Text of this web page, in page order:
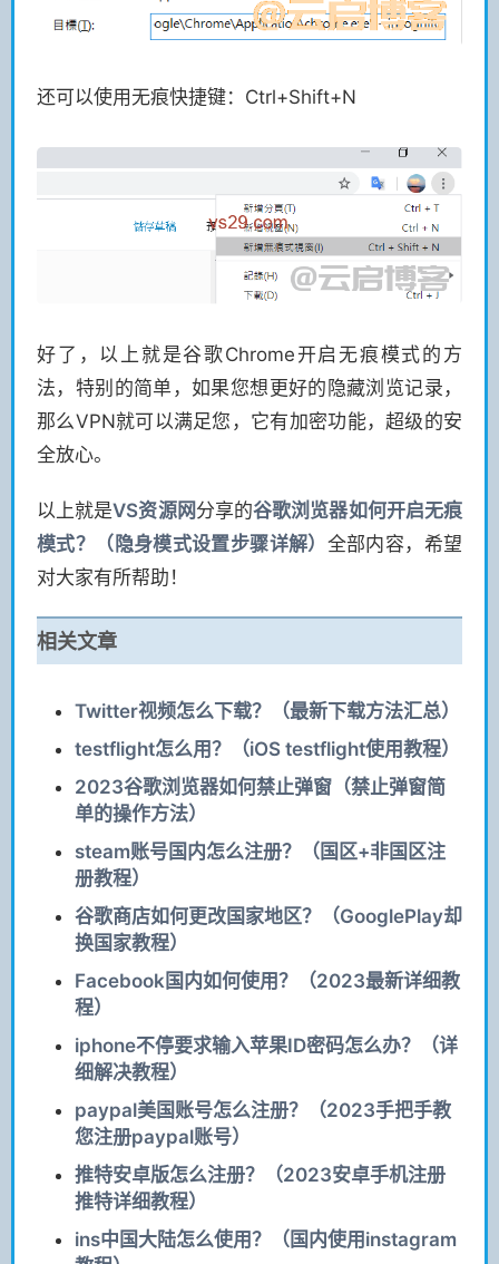
还可以使用无痕快捷键：Ctrl+Shift+N
好了，以上就是谷歌Chrome开启无痕模式的方
法，特别的简单，如果您想更好的隐藏浏览记录，
那么VPN就可以满足您，它有加密功能，超级的安
全放心。
以上就是VS资源网 分享的谷歌浏览器如何开启无痕
模式？（隐身模式设置步骤详解） 全部内容，希望
对大家有所帮助！
相关文章
Twitter视频怎么下载？（最新下载方法汇总）
testflight怎么用？（iOS testflight使用教程）
2023谷歌浏览器如何禁止弹窗（禁止弹窗简
单的操作方法）
steam账号国内怎么注册？（国区+非国区注
册教程）
谷歌商店如何更改国家地区？（GooglePlay却
换国家教程）
Facebook国内如何使用？（2023最新详细教
程）
iphone不停要求输入苹果ID密码怎么办？（详
细解决教程）
paypal美国账号怎么注册？（2023手把手教
您注册paypal账号）
推特安卓版怎么注册？（2023安卓手机注册
推特详细教程）
ins中国大陆怎么使用？（国内使用instagram